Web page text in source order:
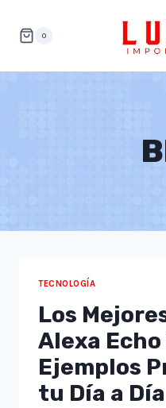
0
TECNOLOGÍA
Los
Alexa Echo
Ejemplos
tu Día a Día